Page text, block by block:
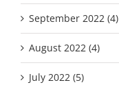
September 2022 (4)
August 2022 (4)
July 2022 (5)